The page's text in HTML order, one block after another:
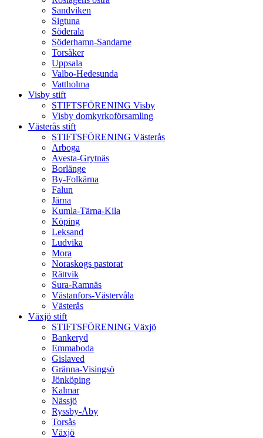
Sandviken
Sigtuna
Söderala
Söderhamn-Sandarne
Torsåker
Uppsala
Valbo-Hedesunda
Vattholma
Visby stift
STIFTSFÖRENING Visby
Visby domkyrkoförsamling
Västerås stift
STIFTSFÖRENING Västerås
Arboga
Avesta-Grytnäs
Borlänge
By-Folkärna
Falun
Järna
Kumla-Tärna-Kila
Köping
Leksand
Ludvika
Mora
Noraskogs pastorat
Rättvik
Sura-Ramnäs
Västanfors-Västervåla
Västerås
Växjö stift
STIFTSFÖRENING Växjö
Bankeryd
Emmaboda
Gislaved
Gränna-Visingsö
Jönköping
Kalmar
Nässjö
Ryssby-Åby
Torsås
Växjö